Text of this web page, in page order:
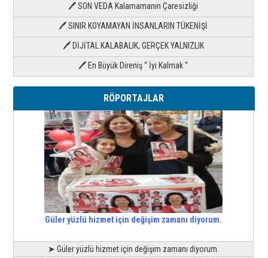
🖊 SON VEDA Kalamamanın Çaresizliği
🖊 SINIR KOYAMAYAN İNSANLARIN TÜKENİŞİ
🖊 DİJİTAL KALABALIK, GERÇEK YALNIZLIK
🖊 En Büyük Direniş “ İyi Kalmak “
RÖPORTAJLAR
Güler yüzlü hizmet için değişim zamanı diyorum.
➤ Güler yüzlü hizmet için değişim zamanı diyorum.